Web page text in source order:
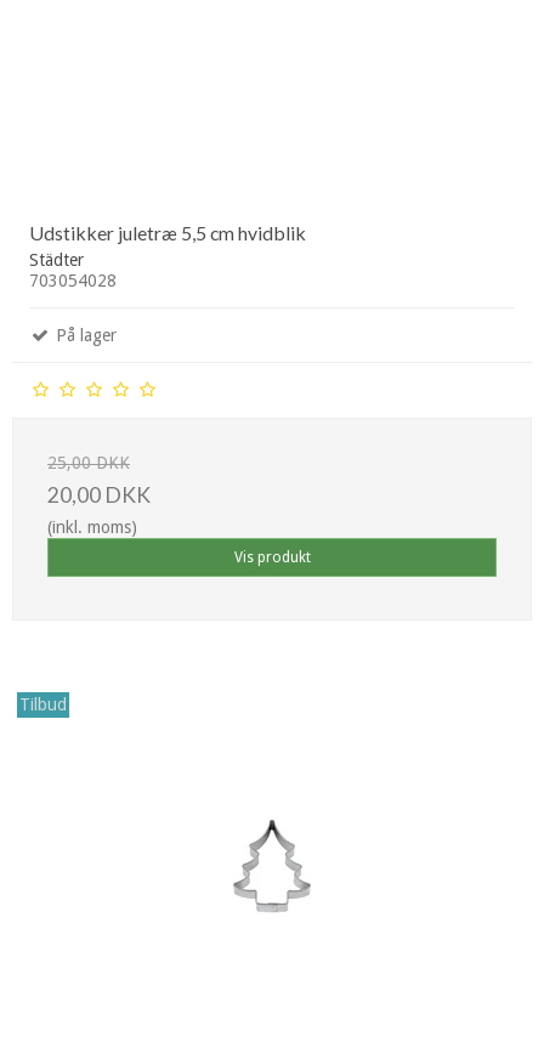
Udstikker juletræ 5,5 cm hvidblik
Städter
703054028
På lager
25,00 DKK
20,00 DKK
(inkl. moms)
Vis produkt
Tilbud